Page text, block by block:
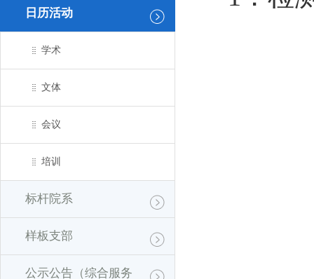
日历活动
学术
文体
会议
培训
标杆院系
样板支部
公示公告（综合服务